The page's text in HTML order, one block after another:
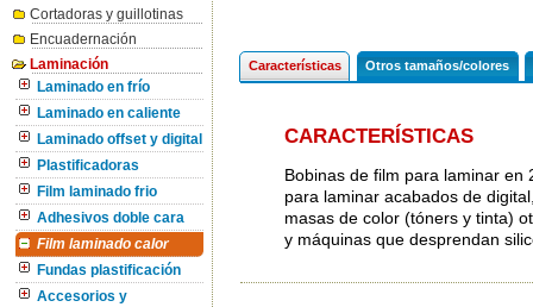
Cortadoras y guillotinas
Encuadernación
Laminación
Laminado en frío
Laminado en caliente
Laminado offset y digital
Plastificadoras
Film laminado frio
Adhesivos doble cara
Film laminado calor
Fundas plastificación
Accesorios y
Características Otros tamaños/colores
CARACTERÍSTICAS
Bobinas de film para laminar
para laminar acabados de
masas de color (tóners y tinta)
y máquinas que desprendan